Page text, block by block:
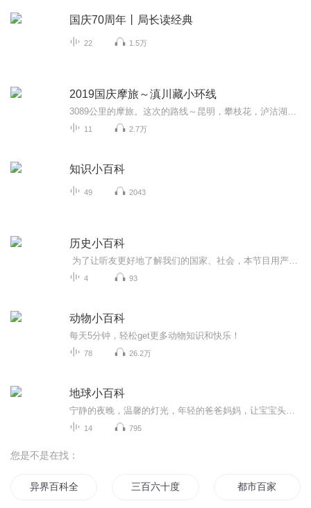
国庆70周年丨局长读经典
22 1.5万
2019国庆摩旅～滇川藏小环线
11 2.7万
知识小百科
49 2043
历史小百科
4 93
动物小百科
每天5分钟，轻松get更多动物知识和快乐！
78 26.2万
地球小百科
14 795
您是不是在找：
异界百科全书 三百六十度 都市百家